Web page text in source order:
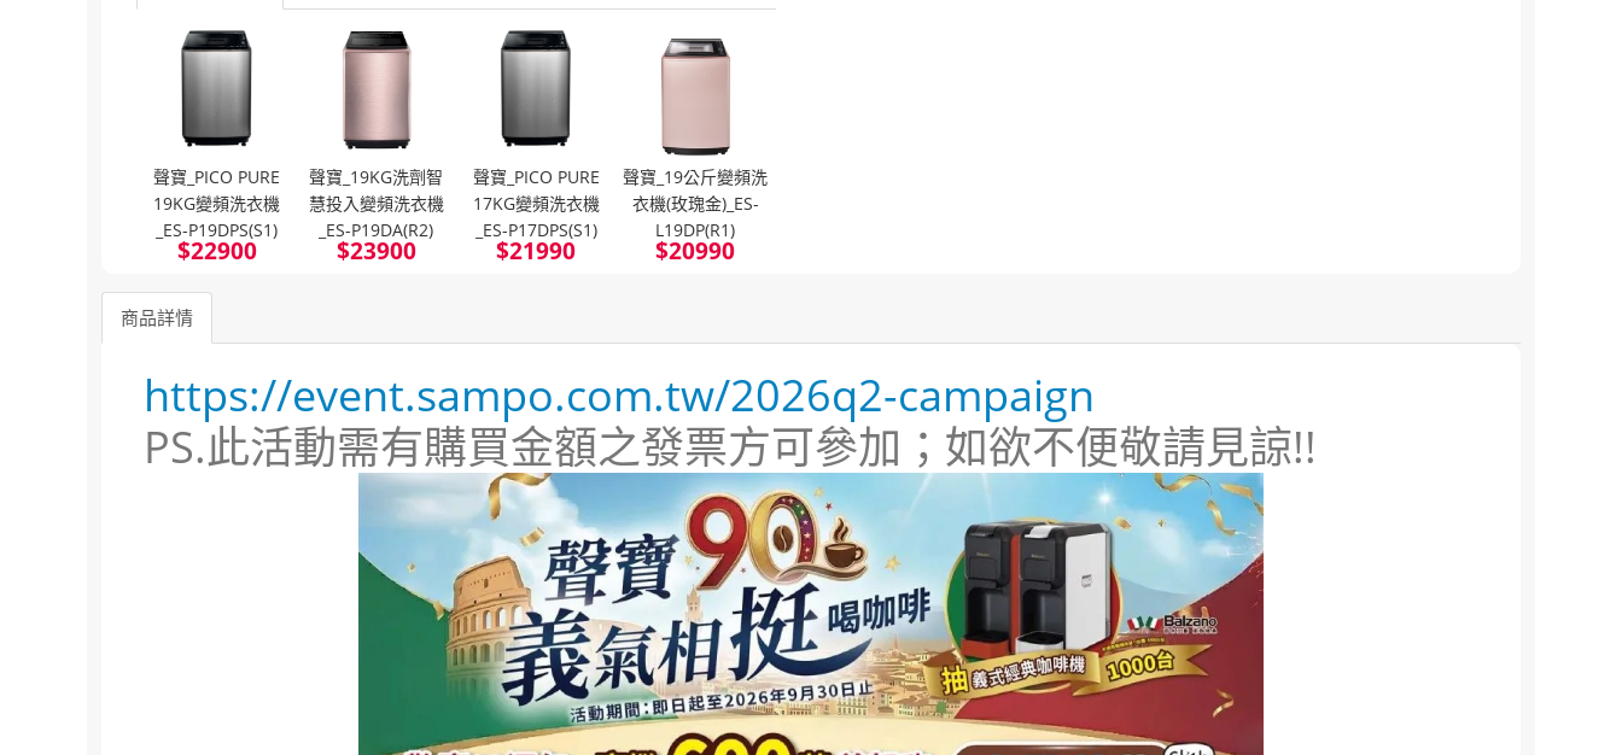
聲寶_PICO PURE
19KG變頻洗衣機
_ES-P19DPS(S1)
$22900
聲寶_19KG洗劑智
慧投入變頻洗衣機
_ES-P19DA(R2)
$23900
聲寶_PICO PURE
17KG變頻洗衣機
_ES-P17DPS(S1)
$21990
聲寶_19公斤變頻洗
衣機(玫瑰金)_ES-
L19DP(R1)
$20990
商品詳情
https://event.sampo.com.tw/2026q2-campaign
PS.此活動需有購買金額之發票方可參加；如欲不便敬請見諒!!